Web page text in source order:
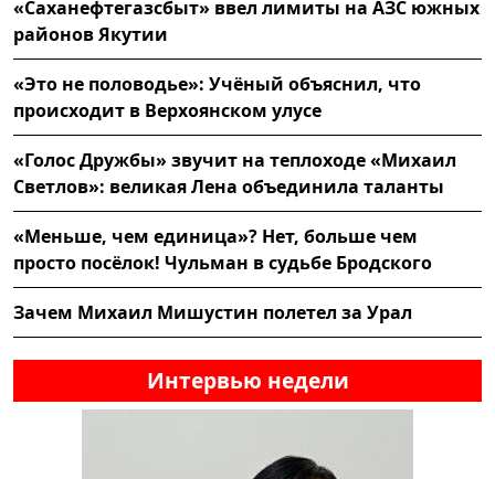
«Саханефтегазсбыт» ввел лимиты на АЗС южных
районов Якутии
«Это не половодье»: Учёный объяснил, что
происходит в Верхоянском улусе
«Голос Дружбы» звучит на теплоходе «Михаил
Светлов»: великая Лена объединила таланты
«Меньше, чем единица»? Нет, больше чем
просто посёлок! Чульман в судьбе Бродского
Зачем Михаил Мишустин полетел за Урал
Интервью недели